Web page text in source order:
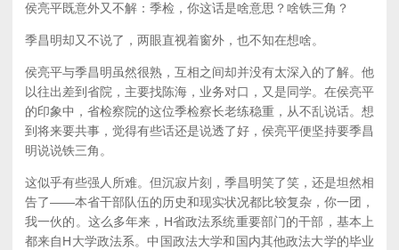
侯亮平既意外又不解：季检，你这话是啥意思？啥铁三角？
季昌明却又不说了，两眼直视着窗外，也不知在想啥。
侯亮平与季昌明虽然很熟，互相之间却并没有太深入的了解。他
以往出差到省院，主要找陈海，业务对口，又是同学。在侯亮平
的印象中，省检察院的这位季检察长老练稳重，从不乱说话。想
到将来要共事，觉得有些话还是说透了好，侯亮平便坚持要季昌
明说说铁三角。
这似乎有些强人所难。但沉寂片刻，季昌明笑了笑，还是坦然相
告了——本省干部队伍的历史和现实状况都比较复杂，你一团，
我一伙的。这么多年来，H省政法系统重要部门的干部，基本上
都来自H大学政法系。中国政法大学和国内其他政法大学的毕业